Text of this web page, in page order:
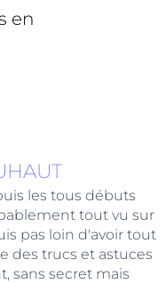
en
les tous débuts
tout vu sur
pas loin d'avoir tout
des trucs et astuces
sans secret mais